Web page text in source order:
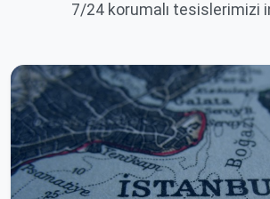
7/24 korumalı tesislerimizi